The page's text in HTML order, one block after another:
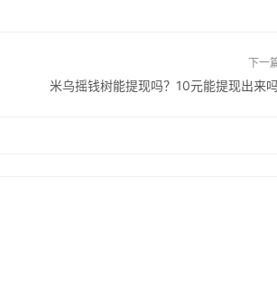
下一
米乌摇钱树能提现吗？10元能提现出来吗